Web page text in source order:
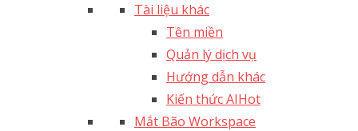
Tài liệu khác
Tên miền
Quản lý dịch vụ
Hướng dẫn khác
Kiến thức AIHot
Mắt Bão Workspace